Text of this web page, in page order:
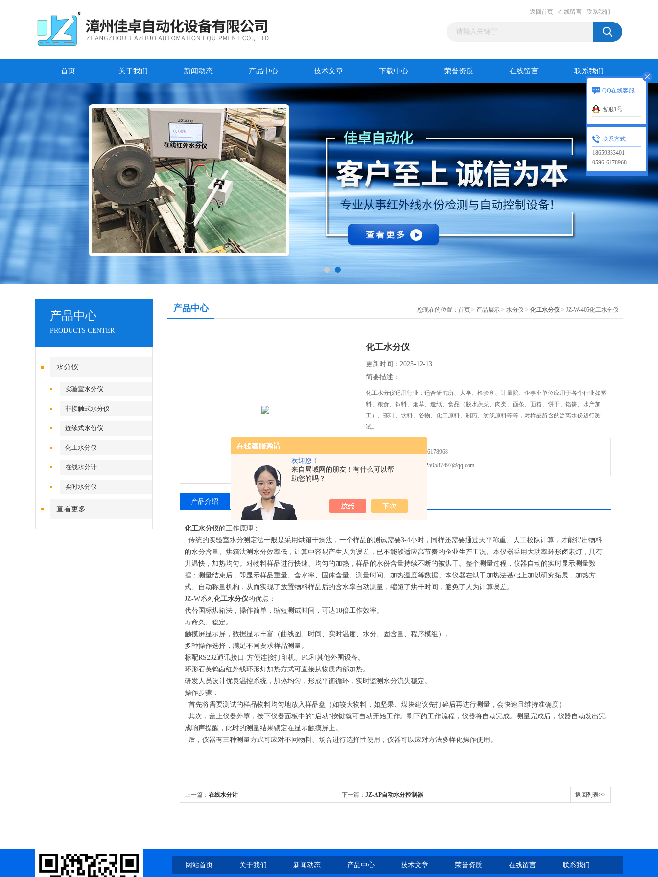
欢迎您！
来自局域网的朋友！有什么可以帮
助您的吗？
返回首页 在线留言 联系我们
首页 关于我们 新闻动态 产品中心 技术文章 下载中心 荣誉资质 在线留言 联系我们
产品中心
PRODUCTS CENTER
水分仪
实验室水分仪
非接触式水分仪
连续式水份仪
化工水分仪
在线水分计
实时水分仪
查看更多
产品中心 您现在的位置： 首页 > 产品展示 > 水分仪 > 化工水分仪 > JZ-W-405化工水分仪
化工水分仪
更新时间：2025-12-13
简要描述：
化工水分仪适用行业：适合研究所、大学、检验所、计量院、企事业单位应用于各个行业如塑
料、粮食、饲料、烟草、造纸、食品（脱水蔬菜、肉类、面条、面粉、饼干、馅饼、水产加
工）、茶叶、饮料、谷物、化工原料、制药、纺织原料等等，对样品所含的游离水份进行测
试。
免费咨询：0596-6178968
发邮件给我们：250587497@qq.com
产品介绍 相关产品
化工水分仪的工作原理：
传统的实验室水分测定法一般是采用烘箱干燥法，一个样品的测试需要3-4小时，同样还需要通过天平称重、人工校队计算，才能得出物料
的水分含量。烘箱法测水分效率低，计算中容易产生人为误差，已不能够适应高节奏的企业生产工况。本仪器采用大功率环形卤素灯，具有
升温快，加热均匀。对物料样品进行快速、均匀的加热，样品的水份含量持续不断的被烘干。整个测量过程，仪器自动的实时显示测量数
据；测量结束后，即显示样品重量、含水率、固体含量、测量时间、加热温度等数据。 本仪器在烘干加热法基础上加以研究拓展，加热方
式、自动称量机构，从而实现了放置物料样品后的含水率自动测量，缩短了烘干时间，避免了人为计算误差。
JZ-W系列 化工水分仪的优点：
代替国标烘箱法，操作简单，缩短测试时间，可达10倍工作效率。
寿命久、稳定。
触摸屏显示屏，数据显示丰富（曲线图、时间、实时温度、水分、固含量、程序模组）。
多种操作选择，满足不同要求样品测量。
标配RS232通讯接口-方便连接打印机、PC和其他外围设备。
环形石英钨卤红外线环形灯加热方式可直接从物质内部加热。
研发人员设计优良温控系统，加热均匀，形成平衡循环，实时监测水分流失稳定。
操作步骤：
首先将需要测试的样品物料均匀地放入样品盘（如较大物料，如坚果、煤块建议先打碎后再进行测量，会快速且维持准确度）
其次，盖上仪器外罩，按下仪器面板中的“启动”按键就可自动开始工作。剩下的工作流程，仪器将自动完成。测量完成后，仪器自动发出完
成响声提醒，此时的测量结果锁定在显示触摸屏上。
后，仪器有三种测量方式可应对不同物料、场合进行选择性使用；仪器可以应对方法多样化操作使用。
上一篇： 在线水分计 下一篇： JZ-AP自动水分控制器 返回列表>>
网站首页 关于我们 新闻动态 产品中心 技术文章 荣誉资质 在线留言 联系我们
QQ在线客服
客服1号
联系方式
18659333401
0596-6178968